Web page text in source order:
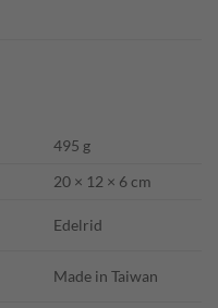
495 g
20 × 12 × 6 cm
Edelrid
Made in Taiwan